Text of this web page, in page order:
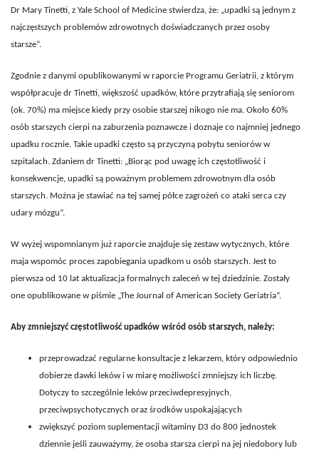
Dr Mary Tinetti, z Yale School of Medicine stwierdza, że: „upadki są jednym z
najczęstszych problemów zdrowotnych doświadczanych przez osoby
starsze”.
Zgodnie z danymi opublikowanymi w raporcie Programu Geriatrii, z którym
współpracuje dr Tinetti, większość upadków, które przytrafiają się seniorom
(ok. 70%) ma miejsce kiedy przy osobie starszej nikogo nie ma. Około 60%
osób starszych cierpi na zaburzenia poznawcze i doznaje co najmniej jednego
upadku rocznie. Takie upadki często są przyczyną pobytu seniorów w
szpitalach. Zdaniem dr Tinetti: „Biorąc pod uwagę ich częstotliwość i
konsekwencje, upadki są poważnym problemem zdrowotnym dla osób
starszych. Można je stawiać na tej samej półce zagrożeń co ataki serca czy
udary mózgu”.
W wyżej wspomnianym już raporcie znajduje się zestaw wytycznych, które
maja wspomóc proces zapobiegania upadkom u osób starszych. Jest to
pierwsza od 10 lat aktualizacja formalnych zaleceń w tej dziedzinie. Zostały
one opublikowane w piśmie „The Journal of American Society Geriatria”.
Aby zmniejszyć częstotliwość upadków wśród osób starszych, należy:
przeprowadzać regularne konsultacje z lekarzem, który odpowiednio
dobierze dawki leków i w miarę możliwości zmniejszy ich liczbę.
Dotyczy to szczególnie leków przeciwdepresyjnych,
przeciwpsychotycznych oraz środków uspokajających
zwiększyć poziom suplementacji witaminy D3 do 800 jednostek
dziennie jeśli zauważymy, że osoba starsza cierpi na jej niedobory lub